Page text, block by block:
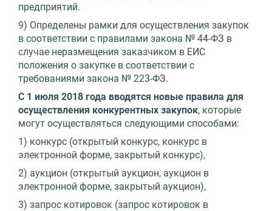
предприятий.
9) Определены рамки для осуществления закупок
в соответствии с правилами закона № 44-ФЗ в
случае неразмещения заказчиком в ЕИС
положения о закупке в соответствии с
требованиями закона № 223-ФЗ.
С 1 июля 2018 года вводятся новые правила для
осуществления конкурентных закупок, которые
могут осуществляться следующими способами:
1) конкурс (открытый конкурс, конкурс в
электронной форме, закрытый конкурс),
2) аукцион (открытый аукцион, аукцион в
электронной форме, закрытый аукцион),
3) запрос котировок (запрос котировок в